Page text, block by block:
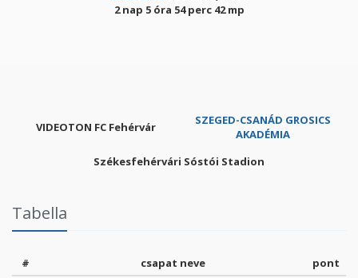
2 nap 5 óra 54 perc 42 mp
VIDEOTON FC Fehérvár
SZEGED-CSANÁD GROSICS
AKADÉMIA
Székesfehérvári Sóstói Stadion
Tabella
# csapat neve
pont